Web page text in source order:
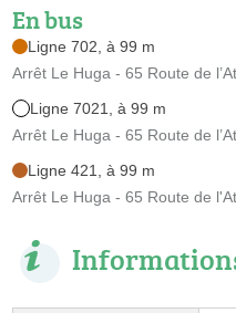
En bus
Ligne 702, à 99 m
Arrêt Le Huga - 65 Route de
Ligne 7021, à 99 m
Arrêt Le Huga - 65 Route de
Ligne 421, à 99 m
Arrêt Le Huga - 65 Route de